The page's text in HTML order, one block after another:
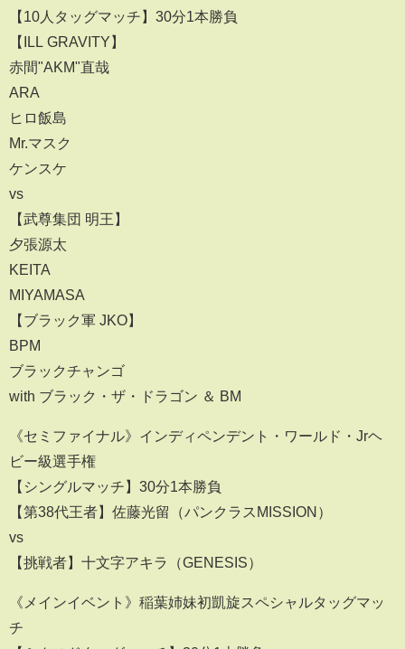
【10人タッグマッチ】30分1本勝負
【ILL GRAVITY】
赤間"AKM"直哉
ARA
ヒロ飯島
Mr.マスク
ケンスケ
vs
【武尊集団 明王】
夕張源太
KEITA
MIYAMASA
【ブラック軍 JKO】
BPM
ブラックチャンゴ
with ブラック・ザ・ドラゴン ＆ BM
《セミファイナル》インディペンデント・ワールド・Jrヘ
ビー級選手権
【シングルマッチ】30分1本勝負
【第38代王者】佐藤光留（パンクラスMISSION）
vs
【挑戦者】十文字アキラ（GENESIS）
《メインイベント》稲葉姉妹初凱旋スペシャルタッグマッ
チ